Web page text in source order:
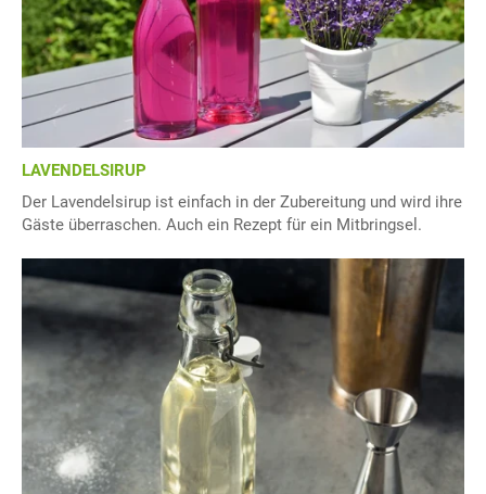
LAVENDELSIRUP
Der Lavendelsirup ist einfach in der Zubereitung und wird ihre
Gäste überraschen. Auch ein Rezept für ein Mitbringsel.